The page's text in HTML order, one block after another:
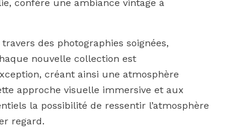
confère une ambiance vintage à
des photographies soignées,
nouvelle collection est
créant ainsi une atmosphère
approche visuelle immersive et aux
la possibilité de ressentir l’atmosphère
regard.